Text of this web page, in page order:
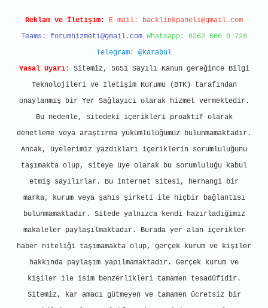
Reklam ve İletişim: E-mail: backlinkpaneli@gmail.com
Teams: forumhizmeti@gmail.com Whatsapp: 0262 606 0 726
Telegram: @karabul
Yasal Uyarı:
Sitemiz, 5651 Sayılı Kanun gereğince Bilgi
Teknolojileri ve İletişim Kurumu (BTK) tarafından
onaylanmış bir Yer Sağlayıcı olarak hizmet vermektedir.
Bu nedenle, sitedeki içerikleri proaktif olarak
denetleme veya araştırma yükümlülüğümüz bulunmamaktadır.
Ancak, üyelerimiz yazdıkları içeriklerin sorumluluğunu
taşımakta olup, siteye üye olarak bu sorumluluğu kabul
etmiş sayılırlar. Bu internet sitesi, herhangi bir
marka, kurum veya şahıs şirketi ile hiçbir bağlantısı
bulunmamaktadır. Sitede yalnızca kendi hazırladığımız
makaleler paylaşılmaktadır. Burada yer alan içerikler
haber niteliği taşımamakta olup, gerçek kurum ve kişiler
hakkında paylaşım yapılmamaktadır. Gerçek kurum ve
kişiler ile isim benzerlikleri tamamen tesadüfidir.
Sitemiz, kar amacı gütmeyen ve tamamen ücretsiz bir